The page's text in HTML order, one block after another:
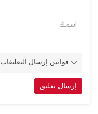
اسمك
قوانين إرسال التعليقات